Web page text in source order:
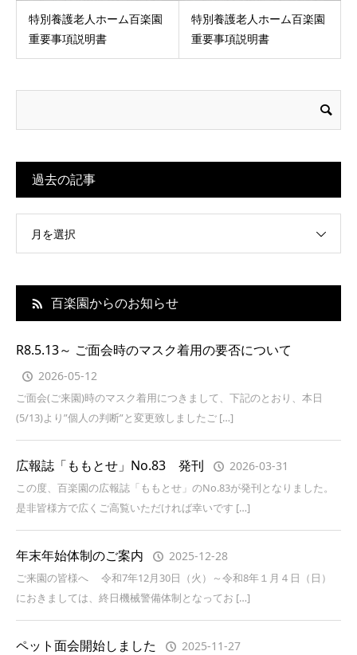
特別養護老人ホーム百楽園
重要事項説明書
特別養護老人ホーム百楽園
重要事項説明書
過去の記事
月を選択
百楽園からのお知らせ
R8.5.13～ ご面会時のマスク着用の要否について
2026-05-12
ご面会(ご来園)時のマスク着用につきまして、下記のとおり、本日
(5/13)より”個人の判断”と変更致しましたご […]
広報誌「ももとせ」No.83 発刊 2026-03-31
この度、百楽園の広報誌「ももとせ」のNo.83が発刊となりました。
是非皆様方で広くご高覧いただければ幸いです […]
年末年始体制のご案内 2025-12-28
ご来園の皆様へ 令和7年12月30日（火）～令和8年１月４日（日）
におきましては、終日機械警備体制となってお […]
ペット面会開始しました 2025-11-27